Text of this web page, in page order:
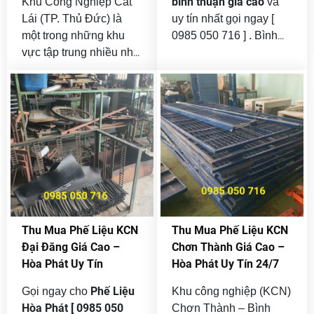
nguyên hiệu quả.
nhanh nhất tại khu vực
phía Nam.
Lái (TP. Thủ Đức) là
một trong những khu
vực tập trung nhiều nhà
sản xuất của TP.HCM.
Tại đây, lượng phế liệu
phát sinh mỗi ngày từ
dây chuyền sản xuất,
máy móc, vật tư tồn kho,
công trình, container,
bồn bể, hàng lỗi… rất
lớn. Điều này tạo ra nhu
cầuthu mua phế liệu tại
KCN Cát Láicực kỳ sôi
động và cạnh tranh.
uy tín nhất gọi ngay [
0985 050 716 ] . Bình
nghiệp – du lịch – hạ
tầng logistics. Các khu
công nghiệp nhưKCN
Phan Thiết, KCN Hàm
Kiệm, KCN Sơn Mỹ, KCN
Tuy Phong, KCN Phan
Rí… đang mở rộng quy
mô, kéo theo lượng phế
liệu phát sinh ngày
càng lớn .
Thu Mua Phế Liệu KCN
Đại Đăng Giá Cao –
Hòa Phát Uy Tín
Gọi ngay cho Phế Liệu
Hòa Phát [ 0985 050
Thu Mua Phế Liệu KCN
Chơn Thành Giá Cao –
Hòa Phát Uy Tín 24/7
Khu công nghiệp (KCN)
Chơn Thành – Bình